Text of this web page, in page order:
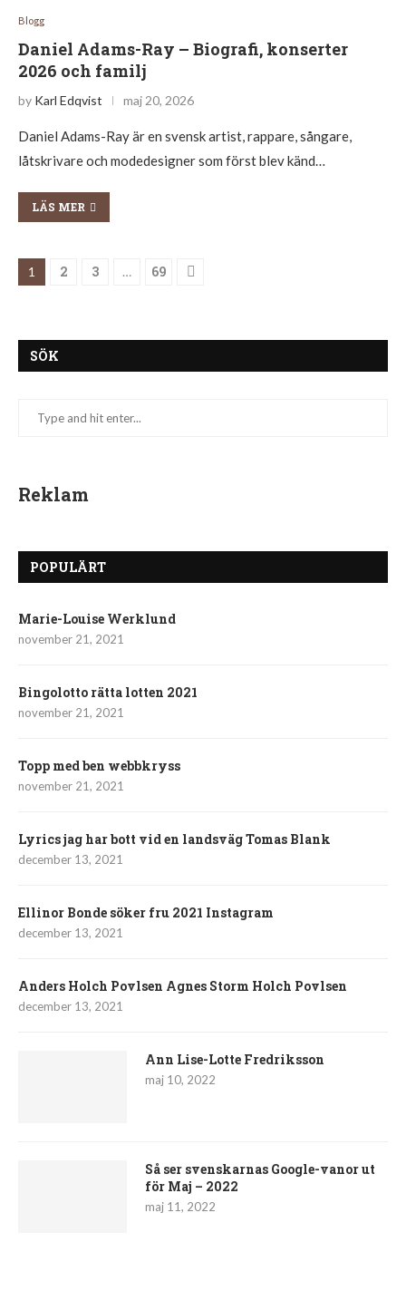
Blogg
Daniel Adams-Ray – Biografi, konserter
2026 och familj
by Karl Edqvist maj 20, 2026
Daniel Adams-Ray är en svensk artist, rappare, sångare,
låtskrivare och modedesigner som först blev känd…
LÄS MER
1 2 3 … 69
SÖK
Reklam
POPULÄRT
Marie-Louise Werklund
november 21, 2021
Bingolotto rätta lotten 2021
november 21, 2021
Topp med ben webbkryss
november 21, 2021
Lyrics jag har bott vid en landsväg Tomas Blank
december 13, 2021
Ellinor Bonde söker fru 2021 Instagram
december 13, 2021
Anders Holch Povlsen Agnes Storm Holch Povlsen
december 13, 2021
Ann Lise-Lotte Fredriksson
maj 10, 2022
Så ser svenskarnas Google-vanor ut
för Maj – 2022
maj 11, 2022